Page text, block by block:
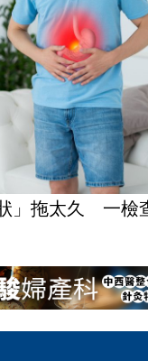
」拖太久 一檢